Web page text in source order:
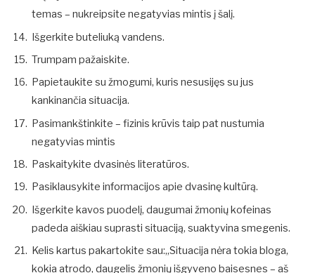
temas – nukreipsite negatyvias mintis į šalį.
Išgerkite buteliuką vandens.
Trumpam pažaiskite.
Papietaukite su žmogumi, kuris nesusijęs su jus
kankinančia situacija.
Pasimankštinkite – fizinis krūvis taip pat nustumia
negatyvias mintis
Paskaitykite dvasinės literatūros.
Pasiklausykite informacijos apie dvasinę kultūrą.
Išgerkite kavos puodelį, daugumai žmonių kofeinas
padeda aiškiau suprasti situaciją, suaktyvina smegenis.
Kelis kartus pakartokite sau:„Situacija nėra tokia bloga,
kokia atrodo, daugelis žmonių išgyveno baisesnes – aš